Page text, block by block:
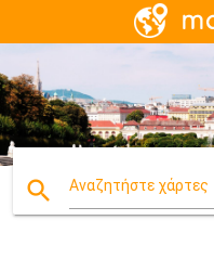
search Αναζητήστε χάρτες